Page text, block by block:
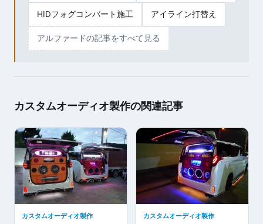
HIDフォグコンバート施工 アイライン打替え
アルファードの記事をすべて見る
カスタムオーディオ製作の関連記事
カスタムオーディオ製作 カスタムオーディオ製作